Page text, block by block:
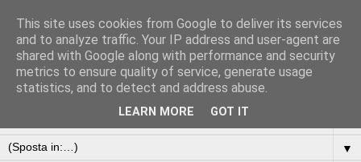
▼
This site uses cookies from Google to deliver its services
and to analyze traffic. Your IP address and user-agent are
shared with Google along with performance and security
metrics to ensure quality of service, generate usage
statistics, and to detect and address abuse.
LEARN MORE GOT IT